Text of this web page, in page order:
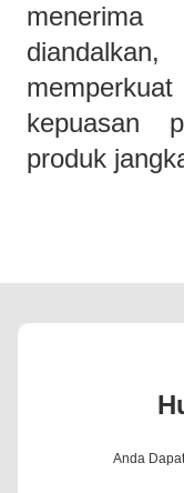
kepuasan
produk
Anda